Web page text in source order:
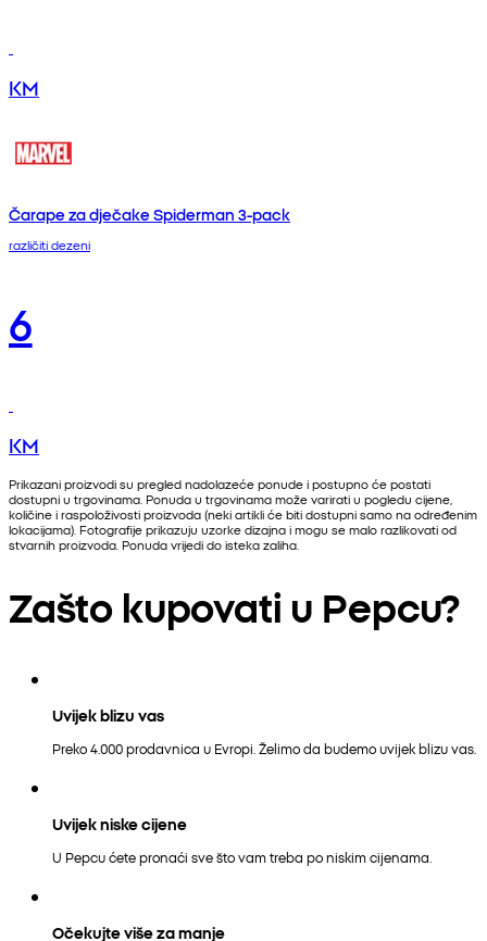
KM
Čarape za dječake Spiderman 3-pack
različiti dezeni
6
KM
Prikazani proizvodi su pregled nadolazeće ponude i postupno će postati
dostupni u trgovinama. Ponuda u trgovinama može varirati u pogledu cijene,
količine i raspoloživosti proizvoda (neki artikli će biti dostupni samo na određenim
lokacijama). Fotografije prikazuju uzorke dizajna i mogu se malo razlikovati od
stvarnih proizvoda. Ponuda vrijedi do isteka zaliha.
Zašto kupovati u Pepcu?
Uvijek blizu vas
Preko 4.000 prodavnica u Evropi. Želimo da budemo uvijek blizu vas.
Uvijek niske cijene
U Pepcu ćete pronaći sve što vam treba po niskim cijenama.
Očekujte više za manje